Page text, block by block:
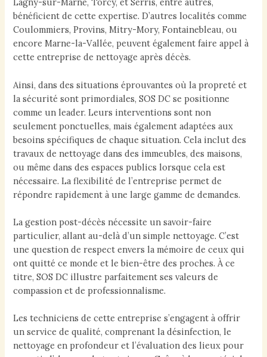
bénéficient de cette expertise. D’autres localités comme
Coulommiers, Provins, Mitry-Mory, Fontainebleau, ou
encore Marne-la-Vallée, peuvent également faire appel à
cette entreprise de nettoyage après décès.
Ainsi, dans des situations éprouvantes où la propreté et
la sécurité sont primordiales, SOS DC se positionne
comme un leader. Leurs interventions sont non
seulement ponctuelles, mais également adaptées aux
besoins spécifiques de chaque situation. Cela inclut des
travaux de nettoyage dans des immeubles, des maisons,
ou même dans des espaces publics lorsque cela est
nécessaire. La flexibilité de l’entreprise permet de
répondre rapidement à une large gamme de demandes.
La gestion post-décès nécessite un savoir-faire
particulier, allant au-delà d’un simple nettoyage. C’est
une question de respect envers la mémoire de ceux qui
ont quitté ce monde et le bien-être des proches. À ce
titre, SOS DC illustre parfaitement ses valeurs de
compassion et de professionnalisme.
Les techniciens de cette entreprise s’engagent à offrir
un service de qualité, comprenant la désinfection, le
nettoyage en profondeur et l’évaluation des lieux pour